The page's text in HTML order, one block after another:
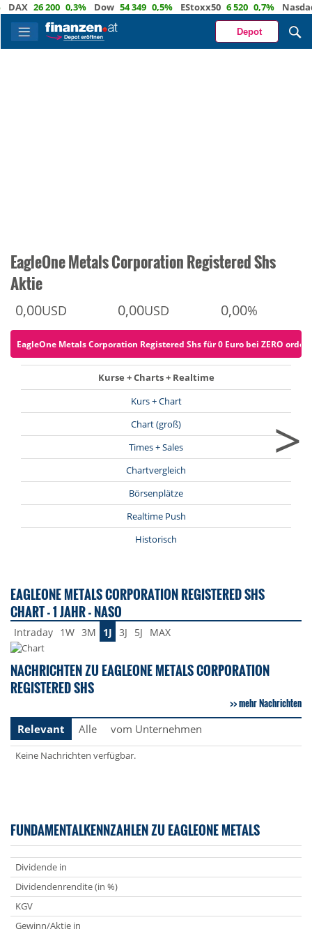
26 200 0,3% Dow 54 349 0,5% EStoxx50 6 520 0,7% Nasdaq 29
Depot
EagleOne Metals Corporation Registered Shs
Aktie
0,00USD 0,00USD 0,00%
EagleOne Metals Corporation Registered Shs für 0 Euro bei ZERO
Kurse + Charts + Realtime
Kurs + Chart
Chart (groß)
Times + Sales
Chartvergleich
Börsenplätze
Realtime Push
Historisch
>
EAGLEONE METALS CORPORATION REGISTERED SHS
CHART - 1 JAHR - NASO
Intraday 1W 3M 1J 3J 5J MAX
NACHRICHTEN ZU EAGLEONE METALS CORPORATION
REGISTERED SHS
mehr Nachrichten
Relevant
Alle vom Unternehmen
Keine Nachrichten verfügbar.
FUNDAMENTALKENNZAHLEN ZU EAGLEONE METALS
Dividende in
Dividendenrendite (in %)
KGV
Gewinn/Aktie in